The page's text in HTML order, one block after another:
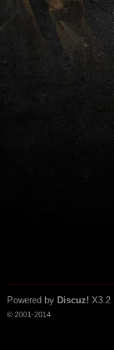
Powered by Discuz! X3.2
© 2001-2014